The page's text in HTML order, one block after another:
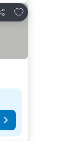
Compartir
Agregar a favoritos